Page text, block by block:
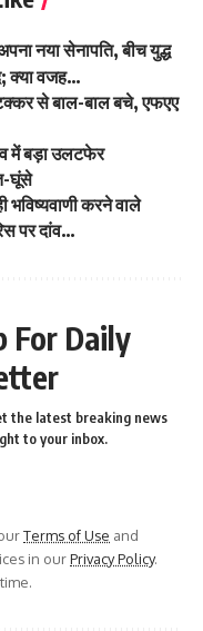
नया सेनापति, बीच युद्ध
क्या वजह…
टक्कर से बाल-बाल बचे, एफएए
में बड़ा उलटफेर
घूंसे
भविष्यवाणी करने वाले
पर दांव…
For Daily
the latest breaking news
to your inbox.
Terms of Use and
in ourPrivacy Policy.